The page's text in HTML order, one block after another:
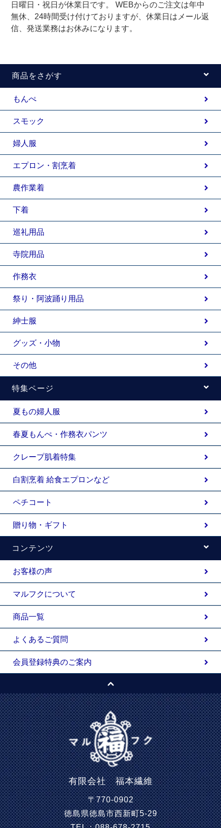
日曜日・祝日が休業日です。 WEBからのご注文は年中
無休、24時間受け付けておりますが、休業日はメール返
信、発送業務はお休みになります。
商品をさがす
もんぺ
スモック
婦人服
エプロン・割烹着
農作業着
下着
巡礼用品
寺院用品
作務衣
祭り・阿波踊り用品
紳士服
グッズ・小物
その他
特集ページ
夏もの婦人服
春夏もんぺ・作務衣パンツ
クレープ肌着特集
白割烹着 給食エプロンなど
ペチコート
贈り物・ギフト
コンテンツ
お客様の声
マルフクについて
商品一覧
よくあるご質問
会員登録特典のご案内
有限会社 福本繊維
〒770-0902
徳島県徳島市西新町5-29